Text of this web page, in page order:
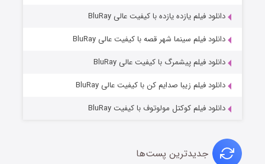
دانلود فیلم یازده یازده با کیفیت عالی BluRay
دانلود فیلم سینما شهر قصه با کیفیت عالی BluRay
دانلود فیلم پیشمرگ با کیفیت عالی BluRay
دانلود فیلم زیبا صدایم کن با کیفیت عالی BluRay
دانلود فیلم کوکتل مولوتوف با کیفیت BluRay
جدیدترین پست‌ها